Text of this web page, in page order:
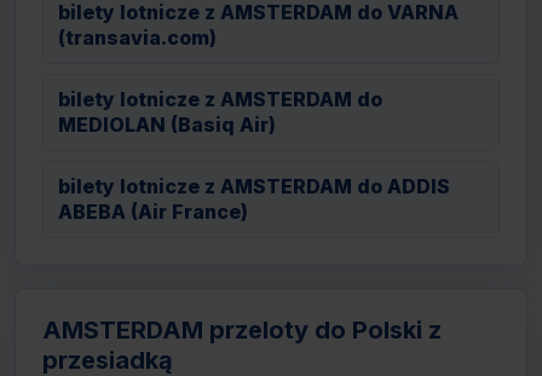
bilety lotnicze z AMSTERDAM do VARNA
(transavia.com)
bilety lotnicze z AMSTERDAM do
MEDIOLAN (Basiq Air)
bilety lotnicze z AMSTERDAM do ADDIS
ABEBA (Air France)
AMSTERDAM przeloty do Polski z
przesiadką